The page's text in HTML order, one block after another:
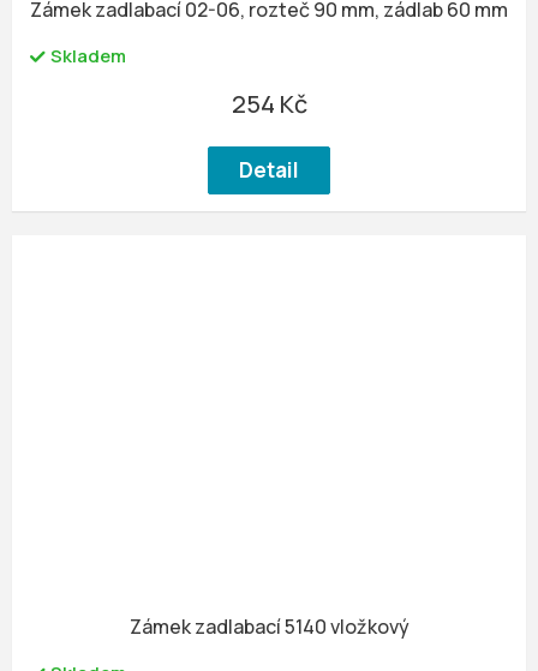
Zámek zadlabací 02-06, rozteč 90 mm, zádlab 60 mm
Skladem
254 Kč
Detail
Zámek zadlabací 5140 vložkový